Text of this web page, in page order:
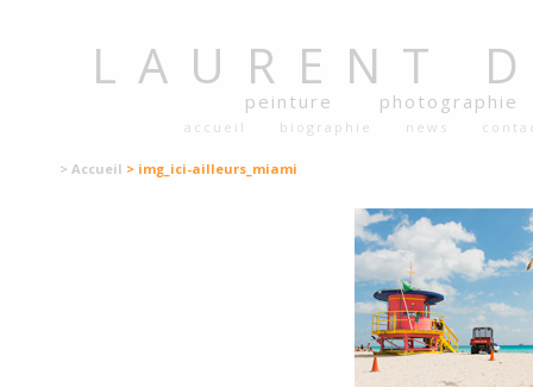
LAURENT
peinture photographie
accueil biographie news
> Accueil > img_ici-ailleurs_miami